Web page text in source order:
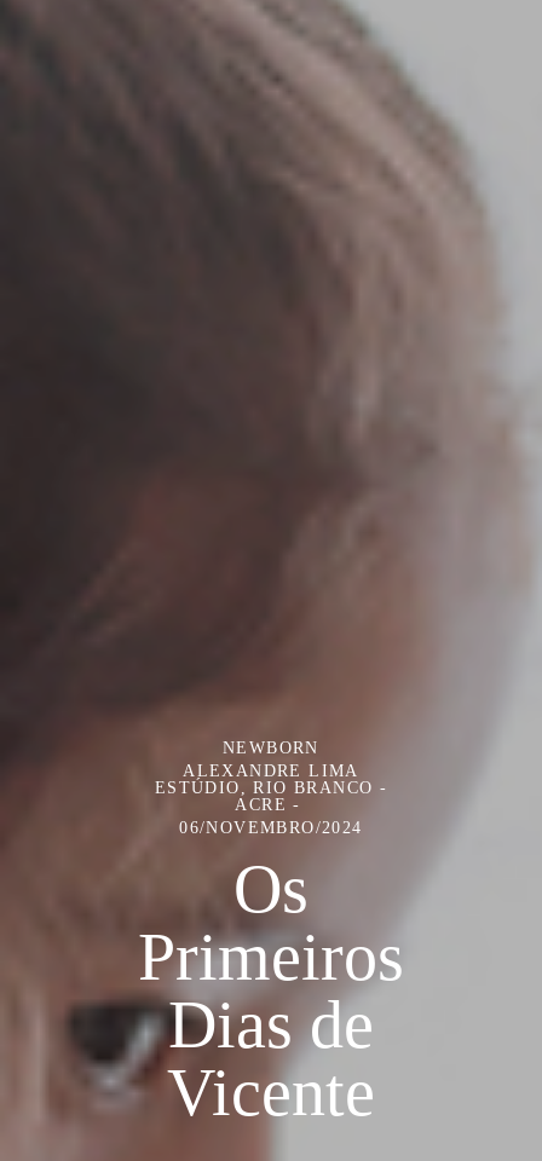
NEWBORN
ALEXANDRE LIMA
ESTÚDIO, RIO BRANCO -
ACRE
06/NOVEMBRO/2024
Os
Primeiros
Dias de
Vicente